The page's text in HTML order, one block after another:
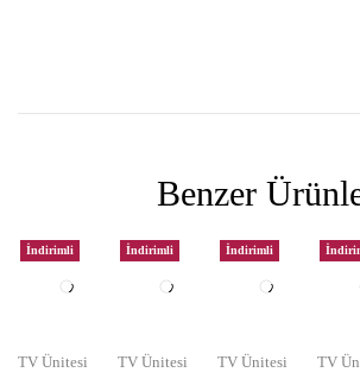
Benzer
İndirimli
TV Ünitesi
İndirimli
TV Ünitesi
İndirimli
TV Ünitesi TV